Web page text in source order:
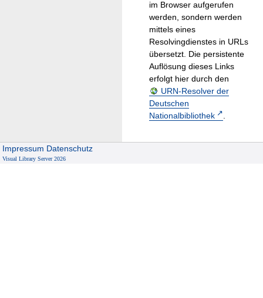
im Browser aufgerufen
werden, sondern werden
mittels eines
Resolvingdienstes in URLs
übersetzt. Die persistente
Auflösung dieses Links
erfolgt hier durch den
URN-Resolver der
Deutschen
Nationalbibliothek
.
Impressum Datenschutz
Visual Library Server 2026